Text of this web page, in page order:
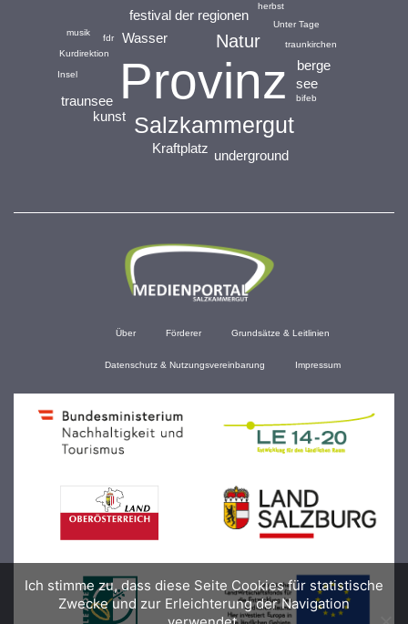
Provinz
Salzkammergut
Natur
Wasser
Kraftplatz
festival der regionen
see
traunsee
berge
underground
kunst
traunkirchen
Kurdirektion
bifeb
fdr
Unter Tage
Insel
herbst
musik
Über Förderer Grundsätze & Leitlinien
Datenschutz & Nutzungsvereinbarung Impressum
Ich stimme zu, dass diese Seite Cookies für statistische
Zwecke und zur Erleichterung der Navigation